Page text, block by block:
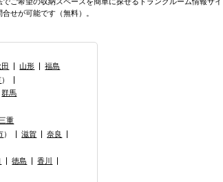
せが可能です（無料）。
田 山形
福島
）
群馬
三重
） 滋賀
奈良
徳島
香川